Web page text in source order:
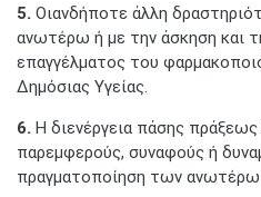
5. Οιανδήποτε άλλη
ανωτέρω ή με την άσκηση και
επαγγέλματος του
Δημόσιας Υγείας.
6. Η διενέργεια πάσης πράξεως
παρεμφερούς, συναφούς ή
πραγματοποίηση των